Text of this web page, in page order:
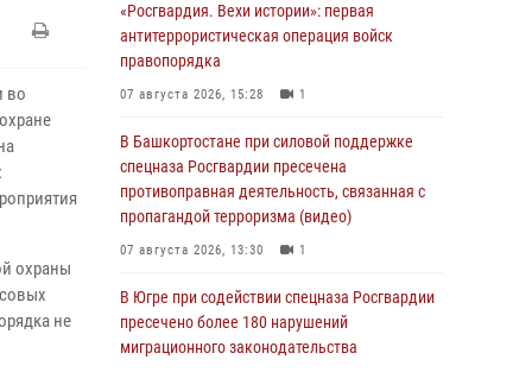
во
охраны
не
«Росгвардия. Вехи истории»: первая
антитеррористическая операция войск
правопорядка
07 августа 2026, 15:28 1
В Башкортостане при силовой поддержке
спецназа Росгвардии пресечена
противоправная деятельность, связанная с
пропагандой терроризма (видео)
07 августа 2026, 13:30 1
В Югре при содействии спецназа Росгвардии
пресечено более 180 нарушений
миграционного законодательства